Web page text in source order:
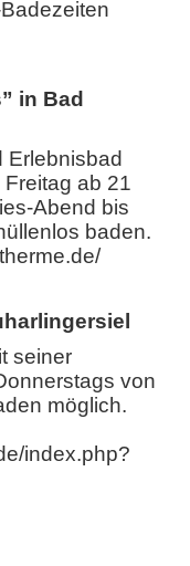
in Bad
Erlebnisbad
ab 21
Abend bis
baden.
seiner
von
möglich.
index.php?